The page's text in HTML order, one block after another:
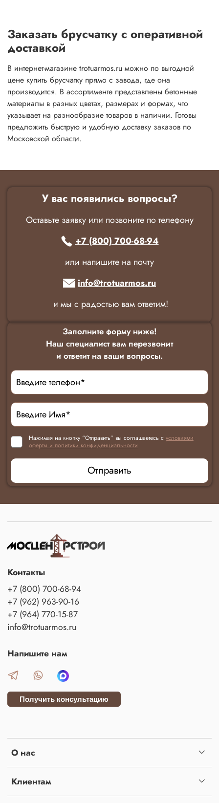
Заказать брусчатку с оперативной
доставкой
В интернет-магазине trotuarmos.ru можно по выгодной
цене купить брусчатку прямо с завода, где она
производится. В ассортименте представлены бетонные
материалы в разных цветах, размерах и формах, что
указывает на разнообразие товаров в наличии. Готовы
предложить быструю и удобную доставку заказов по
Московской области.
У вас появились вопросы?
Оставьте заявку или позвоните по телефону
+7 (800) 700-68-94
или напишите на почту
info@trotuarmos.ru
и мы с радостью вам ответим!
Заполните форму ниже!
Наш специалист вам перезвонит
и ответит на ваши вопросы.
Нажимая на кнопку “Отправить” вы соглашаетесь с условиями
оферты и политики конфиденциальности
Отправить
О нас
Клиентам
Контакты
+7 (800) 700-68-94
+7 (962) 963-90-16
+7 (964) 770-15-87
info@trotuarmos.ru
Напишите нам
Получить консультацию